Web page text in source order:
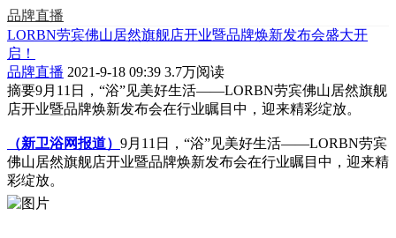
品牌直播
LORBN劳宾佛山居然旗舰店开业暨品牌焕新发布会盛大开
启！
品牌直播 2021-9-18 09:39 3.7万阅读
摘要9月11日，“浴”见美好生活——LORBN劳宾佛山居然旗舰
店开业暨品牌焕新发布会在行业瞩目中，迎来精彩绽放。
（新卫浴网报道） 9月11日，“浴”见美好生活——LORBN劳宾
佛山居然旗舰店开业暨品牌焕新发布会在行业瞩目中，迎来精
彩绽放。